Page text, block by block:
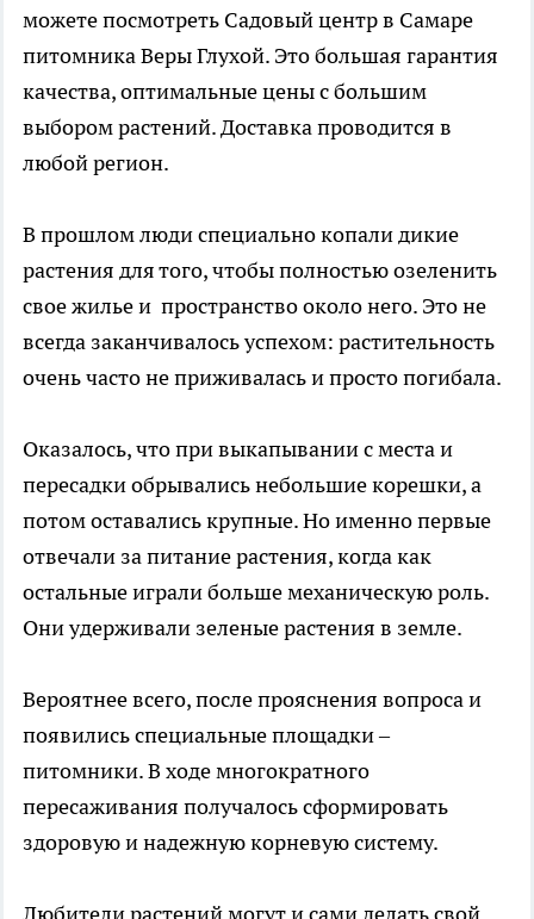
можете посмотреть Садовый центр в Самаре
питомника Веры Глухой. Это большая гарантия
качества, оптимальные цены с большим
выбором растений. Доставка проводится в
любой регион.
В прошлом люди специально копали дикие
растения для того, чтобы полностью озеленить
свое жилье и пространство около него. Это не
всегда заканчивалось успехом: растительность
очень часто не приживалась и просто погибала.
Оказалось, что при выкапывании с места и
пересадки обрывались небольшие корешки, а
потом оставались крупные. Но именно первые
отвечали за питание растения, когда как
остальные играли больше механическую роль.
Они удерживали зеленые растения в земле.
Вероятнее всего, после прояснения вопроса и
появились специальные площадки –
питомники. В ходе многократного
пересаживания получалось сформировать
здоровую и надежную корневую систему.